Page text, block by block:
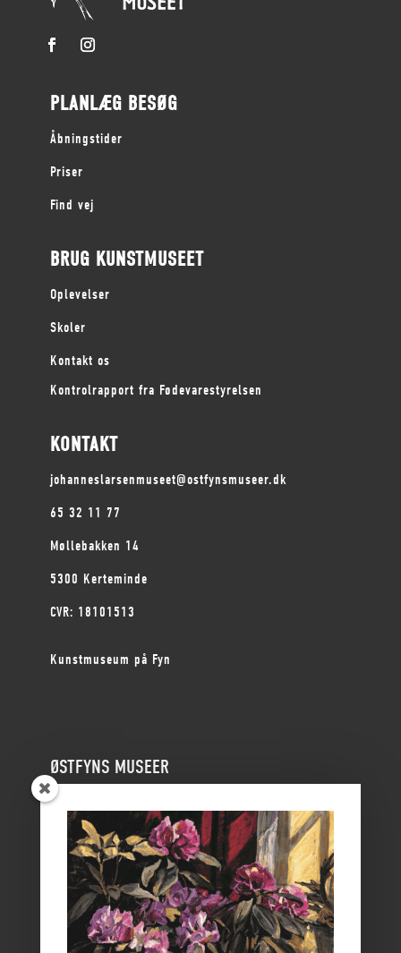
PLANLÆG BESØG
Åbningstider
Priser
Find vej
BRUG KUNSTMUSEET
Oplevelser
Skoler
Kontakt os
Kontrolrapport fra Fødevarestyrelsen
KONTAKT
johanneslarsenmuseet@ostfynsmuseer.dk
65 32 11 77
Møllebakken 14
5300 Kerteminde
CVR: 18101513
Kunstmuseum på Fyn
ØSTFYNS MUSEER
Vikingemuseet Ladby
Nyborg Slot
Borgmestergården
Farvergården